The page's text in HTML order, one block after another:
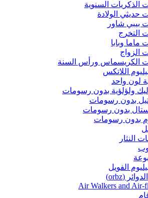
الذكريات السنوية
حديثي الولادة
بيبي شاور
التخرج
ماما وبابا
الزواج
الكريسماس ورأس السنة
اللاتكس
لون واحد
ولؤلؤية بدون رسومات
بدون رسومات
بدون رسومات
بدون رسومات
النثار
الفويل
Air Walkers and Air-